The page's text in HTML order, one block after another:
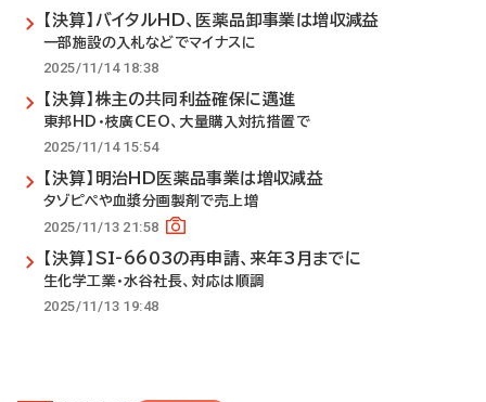
【決算】バイタルHD、医薬品卸事業は増収減益
一部施設の入札などでマイナスに
2025/11/14 18:38
【決算】株主の共同利益確保に邁進
東邦HD・枝廣CEO、大量購入対抗措置で
2025/11/14 15:54
【決算】明治HD医薬品事業は増収減益
タゾピペや血漿分画製剤で売上増
2025/11/13 21:58
【決算】SI-6603の再申請、来年3月までに
生化学工業・水谷社長、対応は順調
2025/11/13 19:48